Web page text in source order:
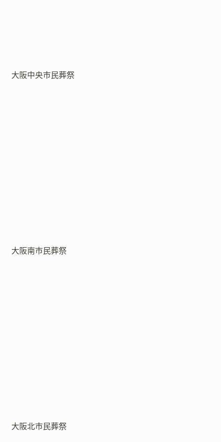
大阪中央市民葬祭
大阪南市民葬祭
大阪北市民葬祭